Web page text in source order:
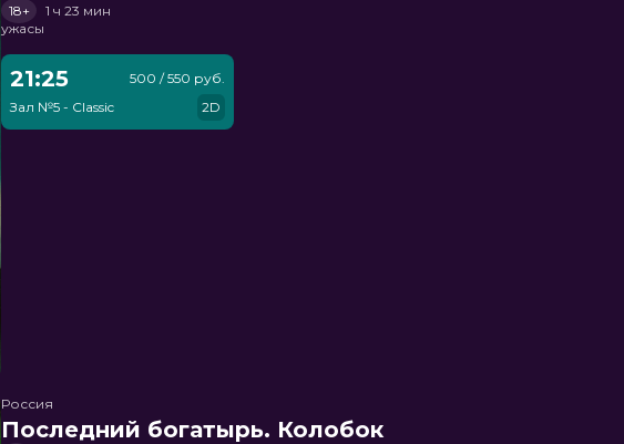
18+
1 ч 23 мин
ужасы
21:25
Зал №5 - Classic
500 / 550 руб.
2D
Россия
Последний богатырь. Колобок